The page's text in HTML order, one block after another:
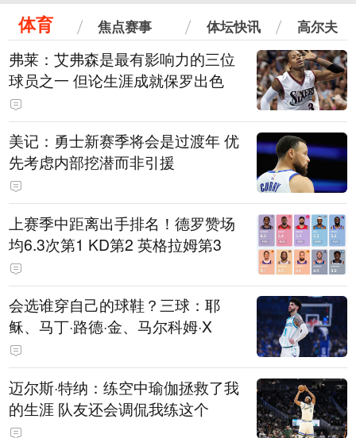
体育 焦点赛事 体坛快讯 高尔夫
弗莱：艾弗森是最有影响力的三位
球员之一 但论生涯成就保罗出色
美记：勇士新赛季将会是过渡年 优
先考虑内部挖潜而非引援
上赛季中距离出手排名！德罗赞场
均6.3次第1 KD第2 英格拉姆第3
会选谁穿自己的球鞋？三球：耶
稣、马丁·路德·金、马尔科姆·X
迈尔斯·特纳：练空中瑜伽拯救了我
的生涯 队友还会调侃我练这个